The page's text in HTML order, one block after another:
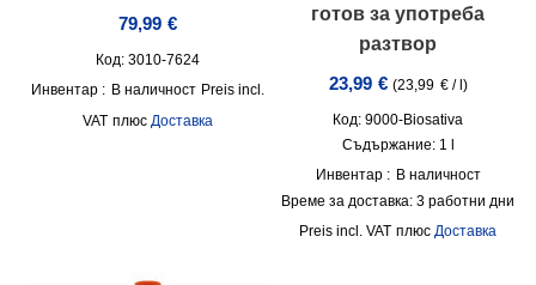
79,99 €
Код: 3010-7624
Инвентар : В наличност
incl.
VAT плюс Доставка
готов за употреба
разтвор
23,99 € (23,99 €/ )
Код: 9000-Biosativa
Съдържание: 1 l
Инвентар : В наличност
Време за доставка: 3 работни дни
incl. VAT плюс Доставка